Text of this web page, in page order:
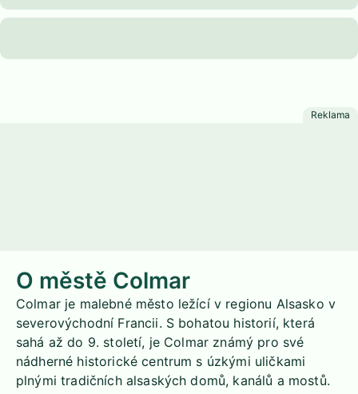
O městě Colmar
Colmar je malebné město ležící v regionu Alsasko v
severovýchodní Francii. S bohatou historií, která
sahá až do 9. století, je Colmar známý pro své
nádherné historické centrum s úzkými uličkami
plnými tradičních alsaských domů, kanálů a mostů.